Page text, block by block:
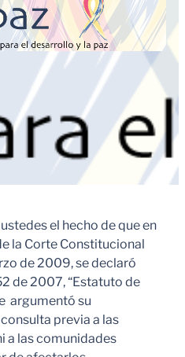
el hecho de que en
la Corte Constitucional
de 2009, se declaró
de 2007, “Estatuto de
argumentó su
previa a las
a las comunidades